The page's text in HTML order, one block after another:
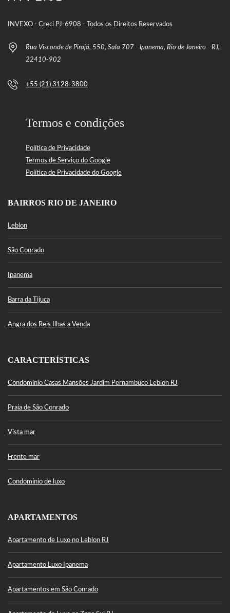
INVEXO - Creci PJ-6908 - Todos os Direitos Reservados
Rua Visconde de Pirajá, 550, Sala 707 - Ipanema, Rio de Janeiro - RJ,
22410-902
+55 (21) 3128-3800
Termos e condições
Política de Privacidade
Termos de Serviço do Google
Política de Privacidade do Google
BAIRROS RIO DE JANEIRO
Leblon
São Conrado
Ipanema
Barra da Tijuca
Angra dos Reis Ilhas a Venda
CARACTERÍSTICAS
Condomínio Casas Mansões Jardim Pernambuco Leblon RJ
Praia de São Conrado
Vista mar
Frente mar
Condomínio de luxo
APARTAMENTOS
Apartamento de Luxo no Leblon RJ
Apartamento Luxo Ipanema
Apartamentos em São Conrado